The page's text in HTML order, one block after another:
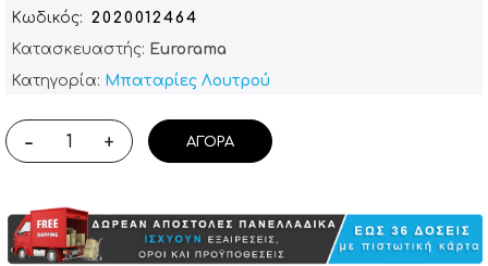
Κωδικός
2020012464
Κατασκευαστής: Eurorama
Κατηγορία: Μπαταρίες Λουτρού
- + ΑΓΟΡΆ